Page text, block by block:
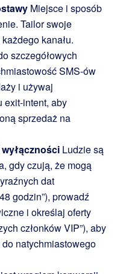
Miejsce i sposób
Tailor swoje
kanału.
szczegółowych
SMS-ów
i używaj
exit-intent, aby
sprzedaż na
Ludzie są
gdy czują, że mogą
dat
godzin”), prowadź
i określaj oferty
członków VIP”), aby
natychmiastowego